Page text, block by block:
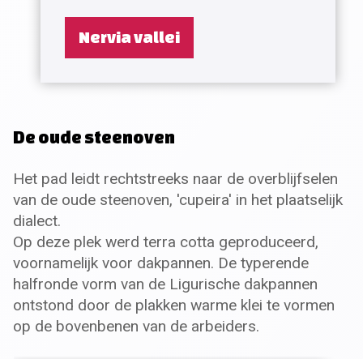
Nervia vallei
De oude steenoven
Het pad leidt rechtstreeks naar de overblijfselen
van de oude steenoven, 'cupeira' in het plaatselijk
dialect.
Op deze plek werd terra cotta geproduceerd,
voornamelijk voor dakpannen. De typerende
halfronde vorm van de Ligurische dakpannen
ontstond door de plakken warme klei te vormen
op de bovenbenen van de arbeiders.